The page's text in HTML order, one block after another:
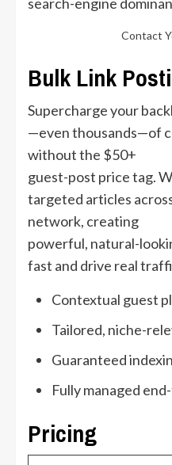
Contact
Bulk Link
Supercharge your
—even thousands—of
without the $50+
guest-post price tag.
targeted articles
network, creating
powerful, natural-
fast and drive real
Contextual guest
Tailored, niche-
Guaranteed
Fully managed
Pricing